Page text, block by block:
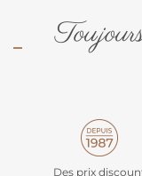
Des prix